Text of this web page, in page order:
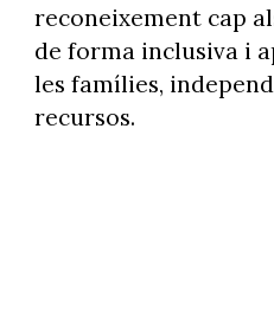
reconeixement cap
de forma inclusiva i
les famílies,
recursos.